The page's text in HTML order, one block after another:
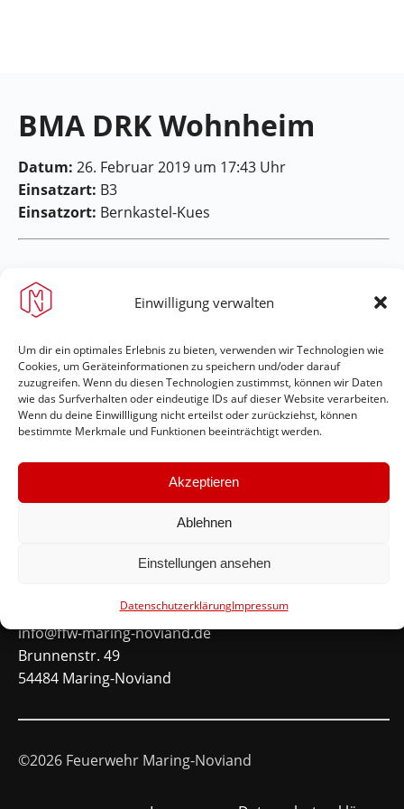
Einwilligung verwalten
Um dir ein optimales Erlebnis zu bieten, verwenden wir Technologien wie
Cookies, um Geräteinformationen zu speichern und/oder darauf
zuzugreifen. Wenn du diesen Technologien zustimmst, können wir Daten
wie das Surfverhalten oder eindeutige IDs auf dieser Website verarbeiten.
Wenn du deine Einwillligung nicht erteilst oder zurückziehst, können
bestimmte Merkmale und Funktionen beeinträchtigt werden.
Akzeptieren
Ablehnen
Einstellungen ansehen
DatenschutzerklärungImpressum
BMA DRK Wohnheim
Datum: 26. Februar 2019 um 17:43 Uhr
Einsatzart: B3
Einsatzort: Bernkastel-Kues
Feuerwehr Maring-Noviand
#immerda
info@ffw-maring-noviand.de
Brunnenstr. 49
54484 Maring-Noviand
©2026 Feuerwehr Maring-Noviand